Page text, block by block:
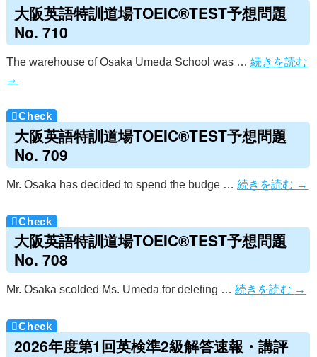
大阪英語特訓道場TOEIC®TEST予想問題
No. 710
The warehouse of Osaka Umeda School was …続きを読む
→
大阪英語特訓道場TOEIC®TEST予想問題
No. 709
Mr. Osaka has decided to spend the budge …続きを読む →
大阪英語特訓道場TOEIC®TEST予想問題
No. 708
Mr. Osaka scolded Ms. Umeda for deleting …続きを読む →
2026年度第1回英検準2級解答速報・講評